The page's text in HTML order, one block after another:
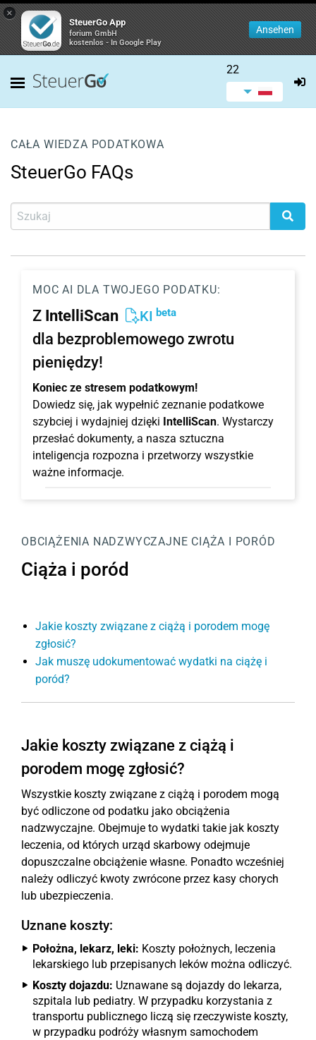
×
SteuerGo App
forium GmbH
kostenlos - In Google Play
Ansehen
22
CAŁA WIEDZA PODATKOWA
SteuerGo FAQs
MOC AI DLA TWOJEGO PODATKU:
Z IntelliScan KI beta
dla bezproblemowego zwrotu
pieniędzy!
Koniec ze stresem podatkowym!
Dowiedz się, jak wypełnić zeznanie podatkowe
szybciej i wydajniej dzięki IntelliScan. Wystarczy
przesłać dokumenty, a nasza sztuczna
inteligencja rozpozna i przetworzy wszystkie
ważne informacje.
OBCIĄŻENIA NADZWYCZAJNE CIĄŻA I PORÓD
Ciąża i poród
Jakie koszty związane z ciążą i porodem mogę
zgłosić?
Jak muszę udokumentować wydatki na ciążę i
poród?
Jakie koszty związane z ciążą i
porodem mogę zgłosić?
Wszystkie koszty związane z ciążą i porodem mogą
być odliczone od podatku jako obciążenia
nadzwyczajne. Obejmuje to wydatki takie jak koszty
leczenia, od których urząd skarbowy odejmuje
dopuszczalne obciążenie własne. Ponadto wcześniej
należy odliczyć kwoty zwrócone przez kasy chorych
lub ubezpieczenia.
Uznane koszty:
Położna, lekarz, leki: Koszty położnych, leczenia
lekarskiego lub przepisanych leków można odliczyć.
Koszty dojazdu: Uznawane są dojazdy do lekarza,
szpitala lub pediatry. W przypadku korzystania z
transportu publicznego liczą się rzeczywiste koszty,
w przypadku podróży własnym samochodem